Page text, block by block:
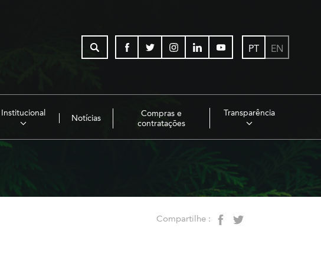
PT EN
Institucional
Notícias
Compras e
contratações
Transparência
Compartilhe :